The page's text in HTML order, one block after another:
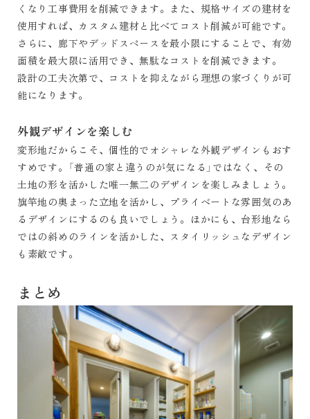
くなり工事費用を削減できます。また、規格サイズの建材を
使用すれば、カスタム建材と比べてコスト削減が可能です。
さらに、廊下やデッドスペースを最小限にすることで、有効
面積を最大限に活用でき、無駄なコストを削減できます。
設計の工夫次第で、コストを抑えながら理想の家づくりが可
能になります。
外観デザインを楽しむ
変形地だからこそ、個性的でオシャレな外観デザインもおす
すめです。「普通の家と違うのが気になる」ではなく、その
土地の形を活かした唯一無二のデザインを楽しみましょう。
旗竿地の奥まった立地を活かし、プライベートな雰囲気のあ
るデザインにするのも良いでしょう。ほかにも、台形地なら
ではの斜めのラインを活かした、スタイリッシュなデザイン
も素敵です。
まとめ